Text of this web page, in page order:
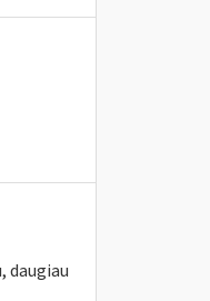
daugiau